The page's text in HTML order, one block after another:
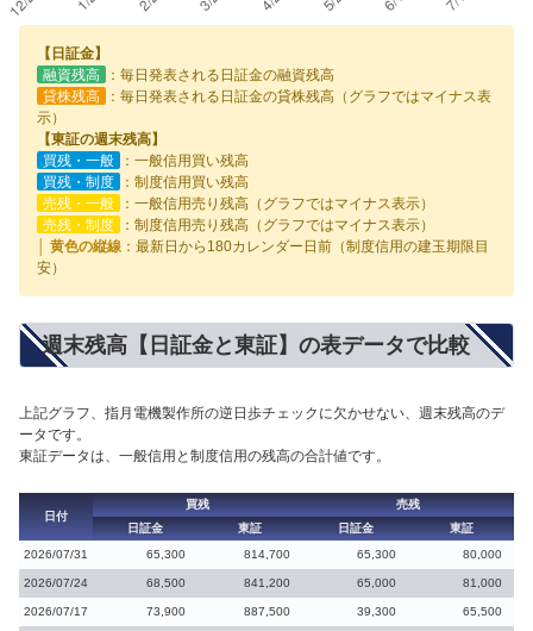
【日証金】
融資残高
：毎日発表される日証金の融資残高
貸株残高
：毎日発表される日証金の貸株残高（グラフではマイナス表
示）
【東証の週末残高】
買残・一般
：一般信用買い残高
買残・制度
：制度信用買い残高
売残・一般
：一般信用売り残高（グラフではマイナス表示）
売残・制度
：制度信用売り残高（グラフではマイナス表示）
│ 黄色の縦線 ：最新日から180カレンダー日前（制度信用の建玉期限目
安）
週末残高【日証金と東証】の表データで比較
上記グラフ、指月電機製作所の逆日歩チェックに欠かせない、週末残高のデ
ータです。
東証データは、一般信用と制度信用の残高の合計値です。
日付
買残
売残
日証金
東証 日証金
東証
2026/07/31
65,300 814,700 65,300 80,000
2026/07/24 68,500 841,200 65,000 81,000
2026/07/17 73,900 887,500 39,300 65,500